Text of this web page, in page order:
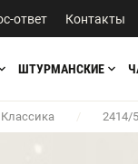
ответ Контакты
ШТУРМАНСКИЕ
Классика / 2414/